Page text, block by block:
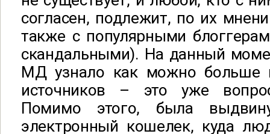
согласен, подлежит, по их
также с популярными
скандальными). На данный
МД узнало как можно больше
источников – это уже
Помимо этого, была
электронный кошелек, куда